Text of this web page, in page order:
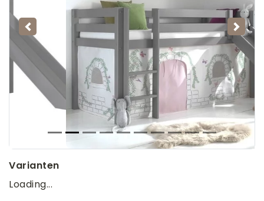
Vorige
Varianten
Loading...